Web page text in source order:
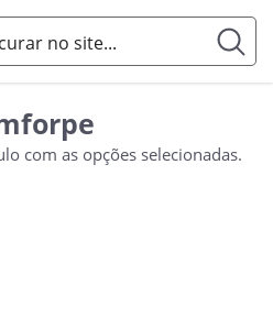
com as opções selecionadas.